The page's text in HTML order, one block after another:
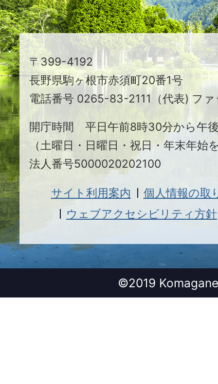
ま
ち
駒
ヶ
根
市
〒399-4192
長野県駒ヶ根市赤須町20番1号
電話番号 0265-83-2111（代表) フ
開庁時間 平日午前8時30分から午
（土曜日・日曜日・祝日・年末年始
法人番号5000020202100
サイト利用案内
個人情報の取
ウェブアクセシビリティ方針
©2019